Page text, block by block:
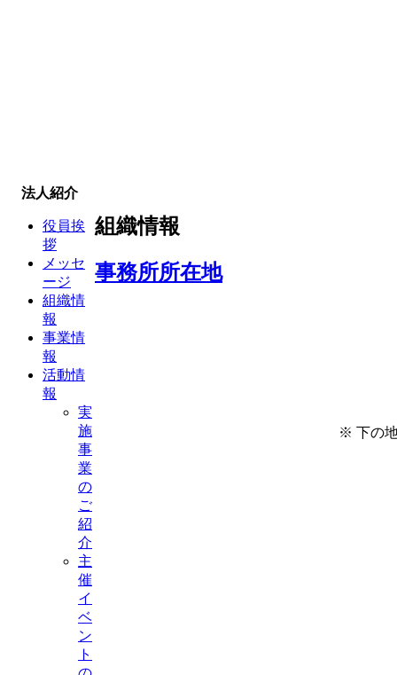
法人紹介
役員挨
拶
メッセ
ージ
組織情
報
事業情
報
活動情
報
実
施
事
業
の
ご
紹
介
主
催
イ
ベ
ン
ト
組織情報
事務所所在地
※ 下の